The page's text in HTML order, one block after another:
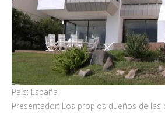
País: España
Presentador: Los propios dueños de las